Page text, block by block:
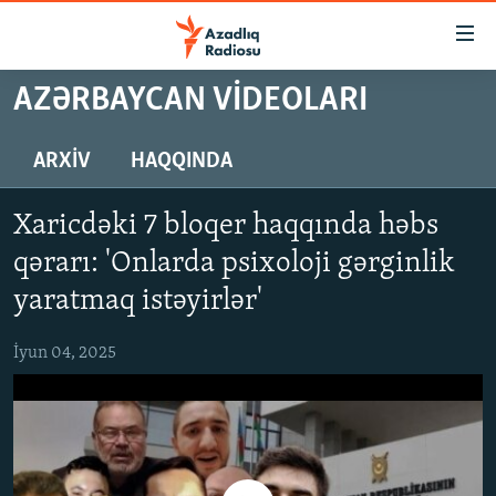
Əsas
məzmuna
Əsas
qayıt
Axtarışa
keç
#İZAHLA
#ƏSLINDƏ
FƏRQƏ BAX
QANUNI DOĞRU
ARAŞDIRMA
MULTIMEDIA
FOTOQALEREYA
RADIO ARXIV
OXU ZALI
HAQQIMIZDA
AZƏRBAYCAN VIDEOLARI
ARXIV HAQQINDA
Xaricdəki 7 bloqer haqqında həbs
qərarı: 'Onlarda psixoloji gərginlik
yaratmaq istəyirlər'
İyun 04, 2025